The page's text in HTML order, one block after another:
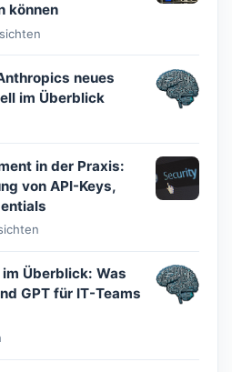
können
neues
im Überblick
in der Praxis:
von API-Keys,
Überblick: Was
GPT für IT-Teams